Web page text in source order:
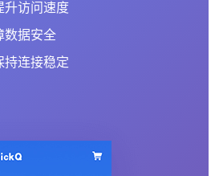
升访问速度
数据安全
持连接稳定